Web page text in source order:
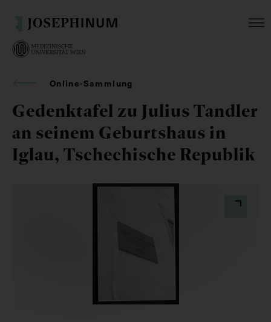
Online-Sammlung
Gedenktafel zu Julius Tandler
an seinem Geburtshaus in
Iglau, Tschechische Republik